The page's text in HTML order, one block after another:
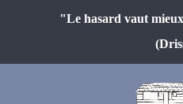
"Le hasard vaut